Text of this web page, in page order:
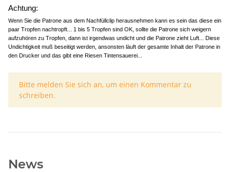
Achtung:
Wenn Sie die Patrone aus dem Nachfüllclip herausnehmen kann es sein das diese ein
paar Tropfen nachtropft... 1 bis 5 Tropfen sind OK, sollte die Patrone sich weigern
aufzuhören zu Tropfen, dann ist irgendwas undicht und die Patrone zieht Luft... Diese
Undichtigkeit muß beseitigt werden, ansonsten läuft der gesamte Inhalt der Patrone in
den Drucker und das gibt eine Riesen Tintensauerei...
x
Bitte melden Sie sich an, um einen Kommentar zu
schreiben.
News